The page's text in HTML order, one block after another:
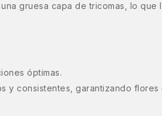
gruesa capa de tricomas, lo que
óptimas.
y consistentes, garantizando